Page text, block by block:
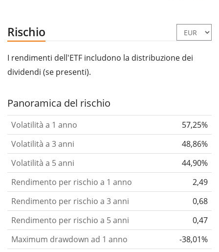
Rischio
I rendimenti dell'ETF includono la distribuzione dei
dividendi (se presenti).
Panoramica del rischio
Volatilità a 1 anno
57,25%
Volatilità a 3 anni
48,86%
Volatilità a 5 anni
44,90%
Rendimento per rischio a 1 anno
2,49
Rendimento per rischio a 3 anni
0,68
Rendimento per rischio a 5 anni
0,47
Maximum drawdown ad 1 anno
-38,01%